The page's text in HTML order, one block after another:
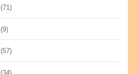
(71)
(9)
(57)